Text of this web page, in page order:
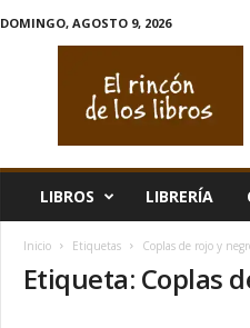
DOMINGO, AGOSTO 9, 2026
LIBROS LIBRERÍA
Inicio Etiquetas Coplas de rojo y
Etiqueta: Coplas